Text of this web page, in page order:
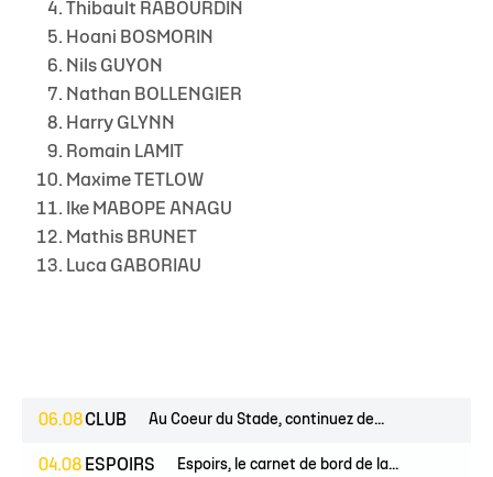
Thibault RABOURDIN
Hoani BOSMORIN
Nils GUYON
Nathan BOLLENGIER
Harry GLYNN
Romain LAMIT
Maxime TETLOW
Ike MABOPE ANAGU
Mathis BRUNET
Luca GABORIAU
06.08CLUB Au Coeur du Stade, continuez de...
04.08 ESPOIRS Espoirs, le carnet de bord de la...